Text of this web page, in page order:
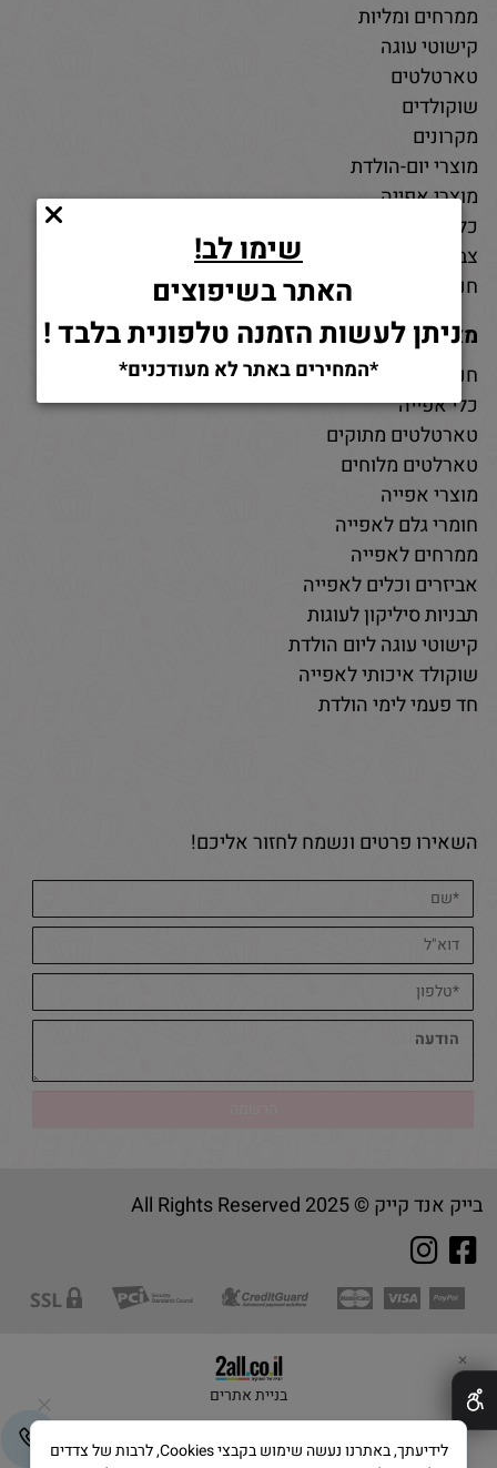
ממרחים ומליות
קישוטי עוגה
טארטלטים
שוקולדים
מקרונים
מוצרי יום-הולדת
מוצרי אפייה
כלי אפייה
צבעי מאכל
חנות חומרי גלם לאפייה
מאמרים
חנות למוצרי אפייה
כלי אפייה
טארטלטים מתוקים
טארלטים מלוחים
מוצרי אפייה
חומרי גלם לאפייה
ממרחים לאפייה
אביזרים וכלים לאפייה
תבניות סיליקון לעוגות
קישוטי עוגה ליום הולדת
שוקולד איכותי לאפייה
חד פעמי לימי הולדת
השאירו פרטים ונשמח לחזור אליכם!
בייק אנד קייק © 2025 All Rights Reserved
בניית אתרים
שימו לב!
האתר בשיפוצים
ניתן לעשות הזמנה טלפונית בלבד !
*המחירים באתר לא מעודכנים*
✕
לידיעתך, באתרנו נעשה שימוש בקבצי Cookies, לרבות של צדדים